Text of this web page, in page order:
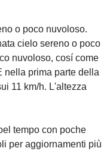
o poco nuvoloso.
cielo sereno o poco
nuvoloso, cosí come
nella prima parte della
11 km/h. L'altezza
tempo con poche
per aggiornamenti più